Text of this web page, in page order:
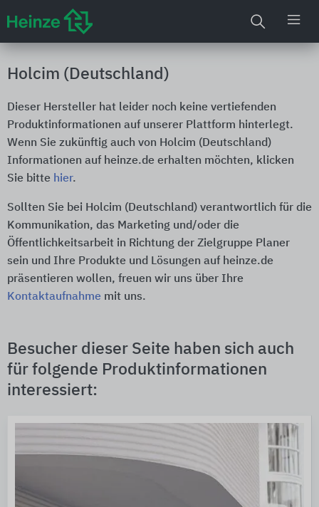
Holcim (Deutschland)
Dieser Hersteller hat leider noch keine vertiefenden
Produktinformationen auf unserer Plattform hinterlegt.
Wenn Sie zukünftig auch von Holcim (Deutschland)
Informationen auf heinze.de erhalten möchten, klicken
Sie bitte hier.
Sollten Sie bei Holcim (Deutschland) verantwortlich für die
Kommunikation, das Marketing und/oder die
Öffentlichkeitsarbeit in Richtung der Zielgruppe Planer
sein und Ihre Produkte und Lösungen auf heinze.de
präsentieren wollen, freuen wir uns über Ihre
Kontaktaufnahme mit uns.
Besucher dieser Seite haben sich auch
für folgende Produktinformationen
interessiert: